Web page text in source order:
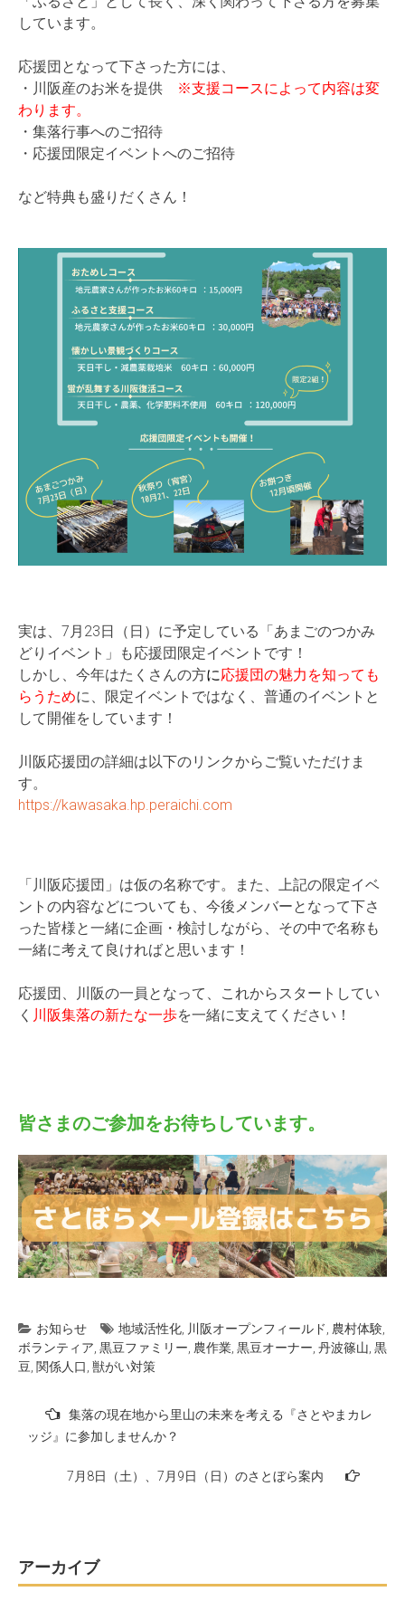
しています。
応援団となって下さった方には、
・川阪産のお米を提供
※支援コースによって内容は変
わります。
・集落行事へのご招待
・応援団限定イベントへのご招待
など特典も盛りだくさん！
実は、7月23日（日）に予定している「あまごのつかみ
どりイベント」も応援団限定イベントです！
しかし、今年はたくさんの方に応援団の魅力を知っても
らうために、限定イベントではなく、普通のイベントと
して開催をしています！
川阪応援団の詳細は以下のリンクからご覧いただけま
す。
https://kawasaka.hp.peraichi.com
「川阪応援団」は仮の名称です。また、上記の限定イベ
ントの内容などについても、今後メンバーとなって下さ
った皆様と一緒に企画・検討しながら、その中で名称も
一緒に考えて良ければと思います！
応援団、川阪の一員となって、これからスタートしてい
く 川阪集落の新たな一歩を一緒に支えてください！
皆さまのご参加をお待ちしています。
お知らせ 地域活性化 川阪オープンフィールド 農村体験
ボランティア 黒豆ファミリー 農作業 黒豆オーナー 丹波篠山 黒
豆 関係人口 獣がい対策
稿
シ
集落の現在地から里山の未来を考える『さとやまカレ
ッジ』に参加しませんか？
7月8日（土）、7月9日（日）のさとぼら案内
アーカイブ